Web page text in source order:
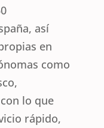
así
en
como
lo que
rápido,